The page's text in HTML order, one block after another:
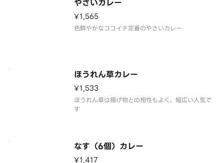
やさいカレー
¥1,565
色鮮やかなココイチ定番のやさいカレー
ほうれん草カレー
¥1,533
ほうれん草は揚げ物との相性もよく、幅広い人気で
す
なす（6個）カレー
¥1,417